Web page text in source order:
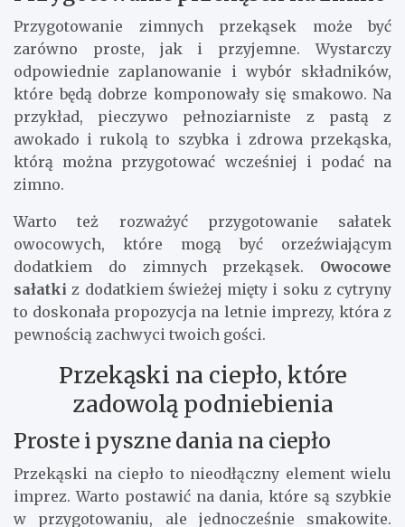
Przygotowanie zimnych przekąsek może być
zarówno proste, jak i przyjemne. Wystarczy
odpowiednie zaplanowanie i wybór składników,
które będą dobrze komponowały się smakowo. Na
przykład, pieczywo pełnoziarniste z pastą z
awokado i rukolą to szybka i zdrowa przekąska,
którą można przygotować wcześniej i podać na
zimno.
Warto też rozważyć przygotowanie sałatek
owocowych, które mogą być orzeźwiającym
dodatkiem do zimnych przekąsek. Owocowe
sałatki z dodatkiem świeżej mięty i soku z cytryny
to doskonała propozycja na letnie imprezy, która z
pewnością zachwyci twoich gości.
Przekąski na ciepło, które
zadowolą podniebienia
Proste i pyszne dania na ciepło
Przekąski na ciepło to nieodłączny element wielu
imprez. Warto postawić na dania, które są szybkie
w przygotowaniu, ale jednocześnie smakowite.